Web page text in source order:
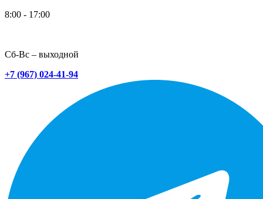
8:00 - 17:00
Сб-Вс – выходной
+7 (967) 024-41-94